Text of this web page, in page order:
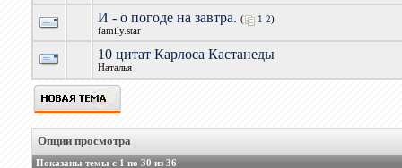
И - о погоде на завтра. ( 1 2)
family.star
10 цитат Карлоса Кастанеды
Наталья
Опции просмотра
Показаны темы с 1 по 30 из 36